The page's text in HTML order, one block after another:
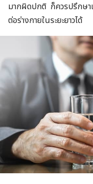
มากผิดปกติ ก็ควรปรึกษา
ต่อร่างกายในระยะยาวได้